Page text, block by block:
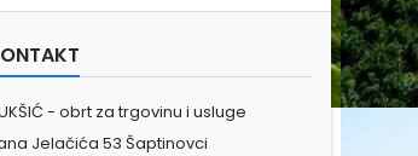
- obrt za trgovinu i usluge
Jelačića 53 Šaptinovci